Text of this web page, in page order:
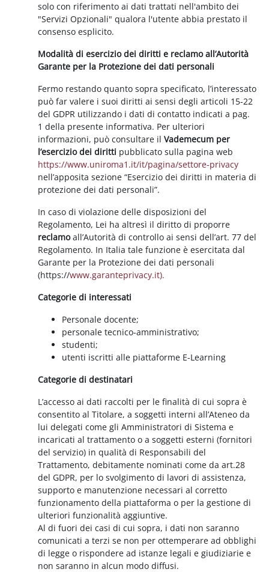
solo con riferimento ai dati trattati nell'ambito dei
"Servizi Opzionali" qualora l'utente abbia prestato il
consenso esplicito.
Modalità di esercizio dei diritti e reclamo all’Autorità
Garante per la Protezione dei dati personali
Fermo restando quanto sopra specificato, l’interessato
può far valere i suoi diritti ai sensi degli articoli 15-22
del GDPR utilizzando i dati di contatto indicati a pag.
1 della presente informativa. Per ulteriori
informazioni, può consultare ilVademecum per
l’esercizio dei diritti pubblicato sulla pagina web
https://www.uniroma1.it/it/pagina/settore-privacy
nell’apposita sezione “Esercizio dei diritti in materia di
protezione dei dati personali”.
In caso di violazione delle disposizioni del
Regolamento, Lei ha altresì il diritto di proporre
reclamoall’Autorità di controllo ai sensi dell’art. 77 del
Regolamento. In Italia tale funzione è esercitata dal
Garante per la Protezione dei dati personali
(https://www.garanteprivacy.it).
Categorie di interessati
Personale docente;
personale tecnico-amministrativo;
studenti;
utenti iscritti alle piattaforme E-Learning
Categorie di destinatari
L’accesso ai dati raccolti per le finalità di cui sopra è
consentito al Titolare, a soggetti interni all’Ateneo da
lui delegati come gli Amministratori di Sistema e
incaricati al trattamento o a soggetti esterni (fornitori
del servizio) in qualità di Responsabili del
Trattamento, debitamente nominati come da art.28
del GDPR, per lo svolgimento di lavori di assistenza,
supporto e manutenzione necessari al corretto
funzionamento della piattaforma o per la gestione di
ulteriori funzionalità aggiuntive.
Al di fuori dei casi di cui sopra, i dati non saranno
comunicati a terzi se non per ottemperare ad obblighi
di legge o rispondere ad istanze legali e giudiziarie e
non saranno in alcun modo diffusi.